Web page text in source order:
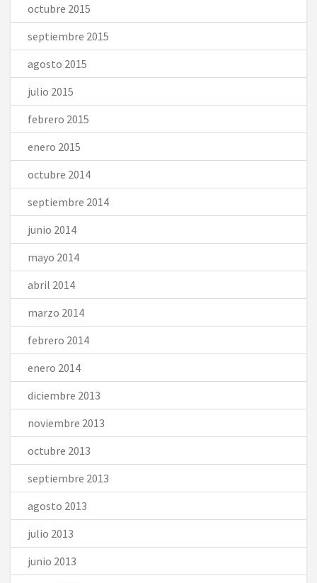
octubre 2015
septiembre 2015
agosto 2015
julio 2015
febrero 2015
enero 2015
octubre 2014
septiembre 2014
junio 2014
mayo 2014
abril 2014
marzo 2014
febrero 2014
enero 2014
diciembre 2013
noviembre 2013
octubre 2013
septiembre 2013
agosto 2013
julio 2013
junio 2013